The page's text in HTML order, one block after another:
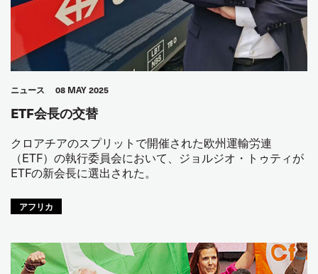
ニュース 08 MAY 2025
ETF会長の交替
クロアチアのスプリットで開催された欧州運輸労連
（ETF）の執行委員会において、ジョルジオ・トゥティが
ETFの新会長に選出された。
アフリカ